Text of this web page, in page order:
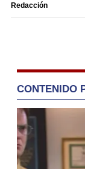
Redacción
CONTENIDO